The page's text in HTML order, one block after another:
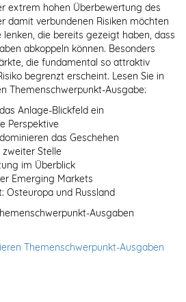
extrem hohen Überbewertung des
damit verbundenen Risiken möchten
die bereits gezeigt haben, dass
abkoppeln können. Besonders
die fundamental so attraktiv
begrenzt erscheint. Lesen Sie in
Themenschwerpunkt-Ausgabe:
Anlage-Blickfeld ein
Perspektive
das Geschehen
Stelle
im Überblick
Emerging Markets
Osteuropa und Russland
Ausgaben
Themenschwerpunkt-Ausgaben